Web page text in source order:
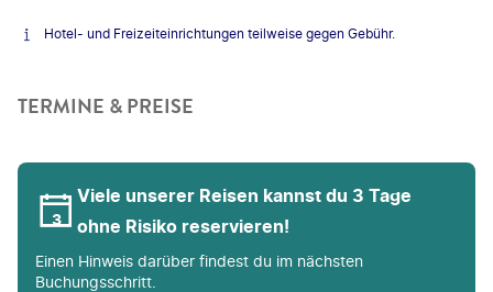
Hotel- und Freizeiteinrichtungen teilweise gegen Gebühr.
TERMINE & PREISE
Viele unserer Reisen kannst du 3 Tage
ohne Risiko reservieren!
Einen Hinweis darüber findest du im nächsten
Buchungsschritt.